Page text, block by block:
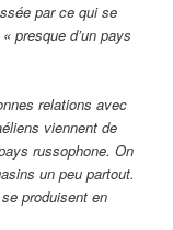
par ce qui se
« presque d’un pays
relations avec
viennent de
russophone. On
un peu partout.
produisent en